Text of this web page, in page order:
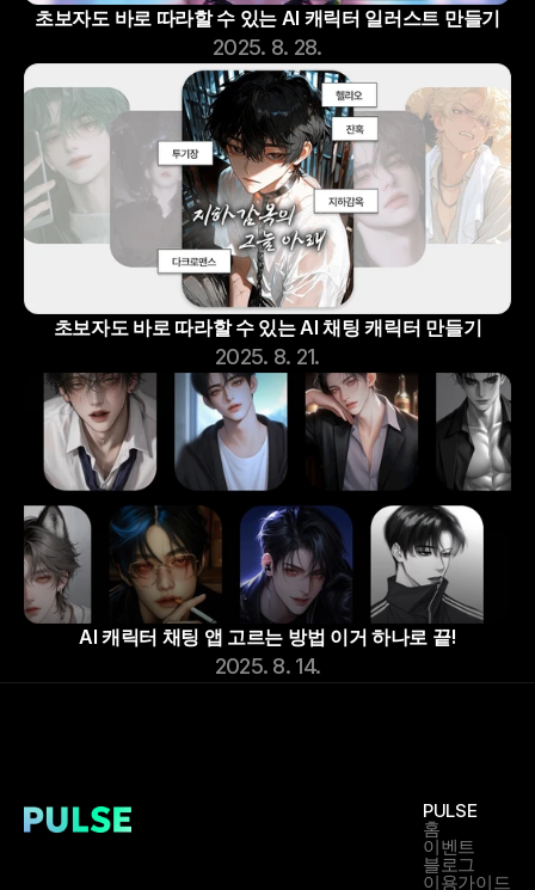
초보자도 바로 따라할 수 있는 AI 캐릭터 일러스트 만들기
2025. 8. 28.
초보자도 바로 따라할 수 있는 AI 채팅 캐릭터 만들기
2025. 8. 21.
AI 캐릭터 채팅 앱 고르는 방법 이거 하나로 끝!
2025. 8. 14.
PULSE
홈
이벤트
블로그
이용가이드